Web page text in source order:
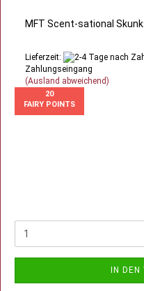
MFT Scent-sational
Lieferzeit:
Zahlungseingang
(Ausland abweichend)
20
FAIRY POINTS
IN